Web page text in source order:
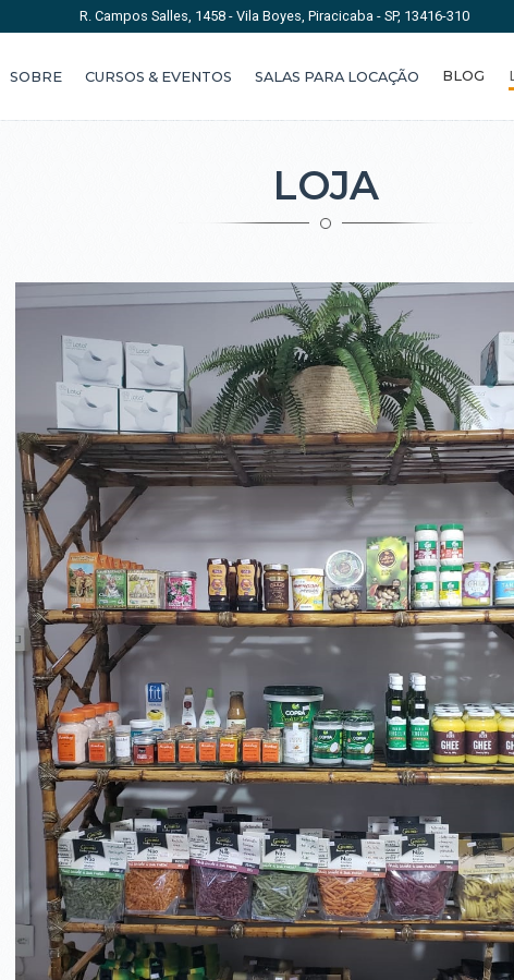
R. Campos Salles, 1458 - Vila Boyes, Piracicaba - SP, 13416-310
SOBRE CURSOS & EVENTOS SALAS PARA LOCAÇÃO BLOG
LOJA